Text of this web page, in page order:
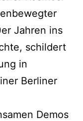
Jahren ins
schildert
in
Berliner
Demos